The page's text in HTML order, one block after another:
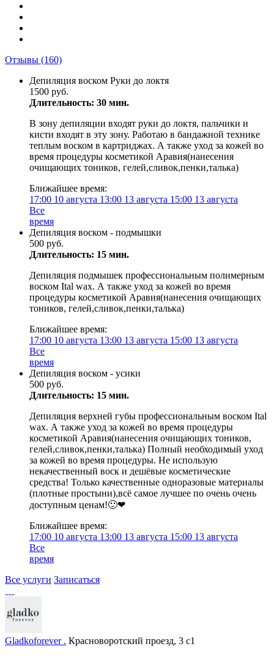
Отзывы (160)
Депиляция воском Руки до локтя
1500 руб.
Длительность: 30 мин.
В зону депиляции входят руки до локтя, пальчики и
кисти входят в эту зону. Работаю в бандажной технике
теплым воском в картриджах. А также уход за кожей во
время процедуры косметикой Аравия(нанесения
очищающих тоников, гелей,сливок,пенки,талька)
Ближайшее время:
17:00 10 августа 13:00 13 августа 15:00 13 августа
Все
время
Депиляция воском - подмышки
500 руб.
Длительность: 15 мин.
Депиляция подмышек профессиональным полимерным
воском Ital wax. А также уход за кожей во время
процедуры косметикой Аравия(нанесения очищающих
тоников, гелей,сливок,пенки,талька)
Ближайшее время:
17:00 10 августа 13:00 13 августа 15:00 13 августа
Все
время
Депиляция воском - усики
500 руб.
Длительность: 15 мин.
Депиляция верхней губы профессиональным воском Ital
wax. А также уход за кожей во время процедуры
косметикой Аравия(нанесения очищающих тоников,
гелей,сливок,пенки,талька) Полный необходимый уход
за кожей во время процедуры. Не использую
некачественный воск и дешёвые косметические
средства! Только качественные одноразовые материалы
(плотные простыни),всё самое лучшее по очень очень
доступным ценам!🙂❤
Ближайшее время:
17:00 10 августа 13:00 13 августа 15:00 13 августа
Все
время
Все услуги Записаться
Gladkoforever . Красноворотский проезд, 3 с1